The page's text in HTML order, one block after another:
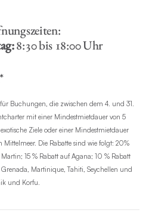
8:30 bis 18:00 Uhr
Buchungen, die zwischen dem 4. und 31.
mit einer Mindestmietdauer von 5
Ziele oder einer Mindestmietdauer
Mittelmeer. Die Rabatte sind wie folgt: 20%
15 % Rabatt auf Agana; 10 % Rabatt
Martinique, Tahiti, Seychellen und
und Korfu.